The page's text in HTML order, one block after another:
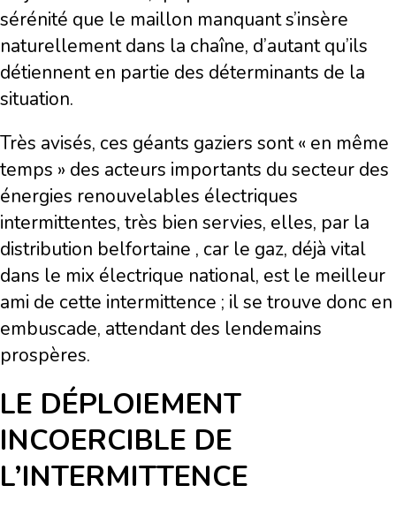
sérénité que le maillon manquant s’insère
naturellement dans la chaîne, d’autant qu’ils
détiennent en partie des déterminants de la
situation.
Très avisés, ces géants gaziers sont « en même
temps » des acteurs importants du secteur des
énergies renouvelables électriques
intermittentes, très bien servies, elles, par la
distribution belfortaine , car le gaz, déjà vital
dans le mix électrique national, est le meilleur
ami de cette intermittence ; il se trouve donc en
embuscade, attendant des lendemains
prospères.
LE DÉPLOIEMENT
INCOERCIBLE DE
L’INTERMITTENCE